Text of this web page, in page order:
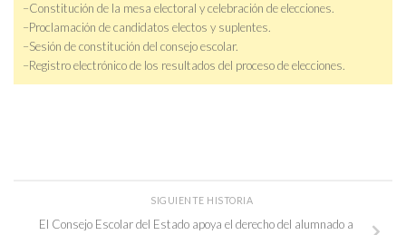
–Constitución de la mesa electoral y celebración de elecciones.
–Proclamación de candidatos electos y suplentes.
–Sesión de constitución del consejo escolar.
–Registro electrónico de los resultados del proceso de elecciones.
SIGUIENTE HISTORIA
El Consejo Escolar del Estado apoya el derecho del alumnado a